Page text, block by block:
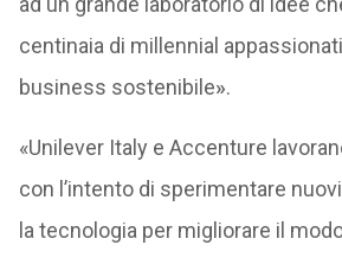
centinaia di millennial
business sostenibile».
«Unilever Italy e Accenture
con l’intento di sperimentare
la tecnologia per migliorare il